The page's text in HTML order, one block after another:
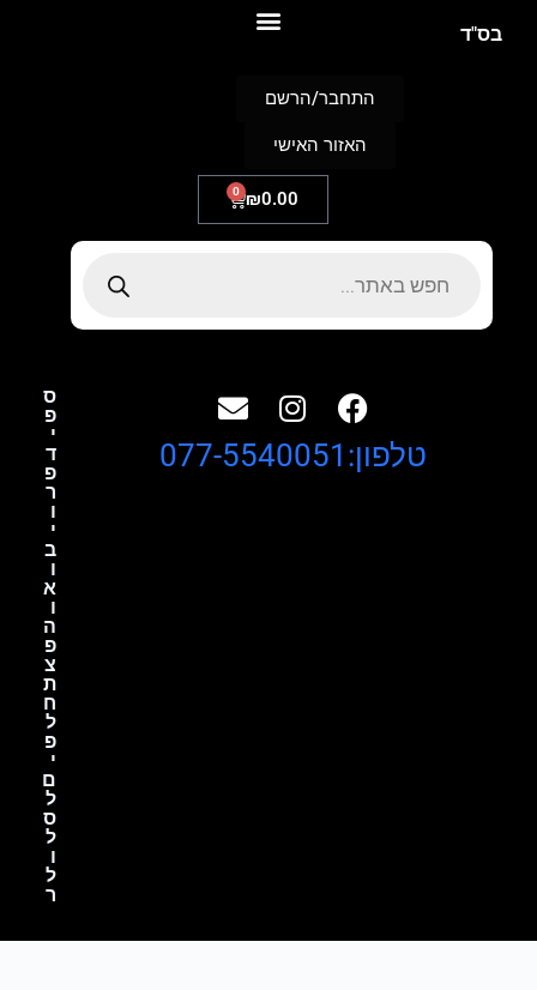
בס"ד
₪0.00
0
התחבר/הרשם
האזור האישי
ס
פ
י
ד
פ
ר
ו
י
ב
ו
א
ו
ה
פ
צ
ת
ח
ל
פ
י
ם
ל
ס
ל
ו
ל
ר
טלפון:077-5540051